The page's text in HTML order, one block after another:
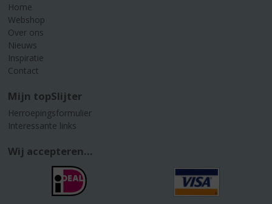
Home
Webshop
Over ons
Nieuws
Inspiratie
Contact
Mijn topSlijter
Herroepingsformulier
Interessante links
Wij accepteren...